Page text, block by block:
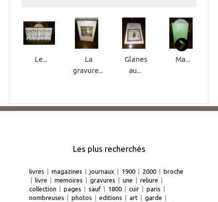
Le...
La
gravure...
Glanes
au...
Ma...
Les plus recherchés
livres | magazines | journaux | 1900 | 2000 | broche
| livre | memoires | gravures | une | reliure |
collection | pages | sauf | 1800 | cuir | paris |
nombreuses | photos | editions | art | garde |